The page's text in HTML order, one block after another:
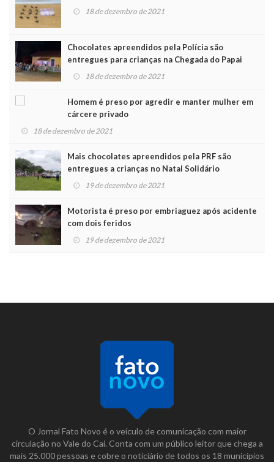
18 de dezembro de 2021
Chocolates apreendidos pela Polícia são
entregues para crianças na Chegada do Papai
Noel 18 de dezembro de 2021
Homem é preso por agredir e manter mulher em
cárcere privado
18 de dezembro de 2021
Mais chocolates apreendidos pela PRF são
entregues a crianças no Natal Solidário
19 de dezembro de 2021
Motorista é preso por embriaguez após acidente
com dois feridos
19 de dezembro de 2021
O Jornal Fato Novo é o veículo de comunicação com maior
circulação no Vale do Caí. Conta com um público leitor que chega a
mais 25.000 pessoas e cobre o noticiário de todos os 18 municípios